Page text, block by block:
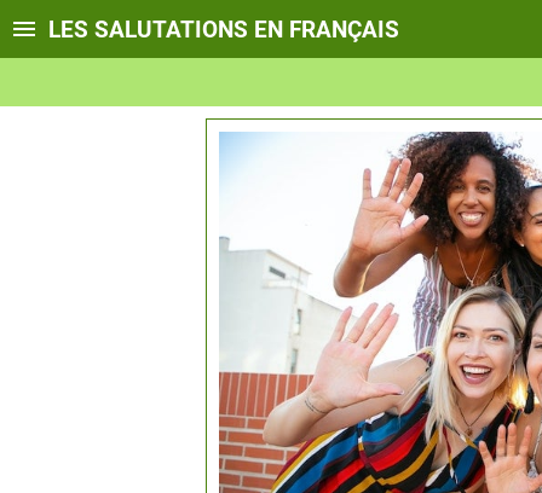
LES SALUTATIONS EN FRANÇAIS